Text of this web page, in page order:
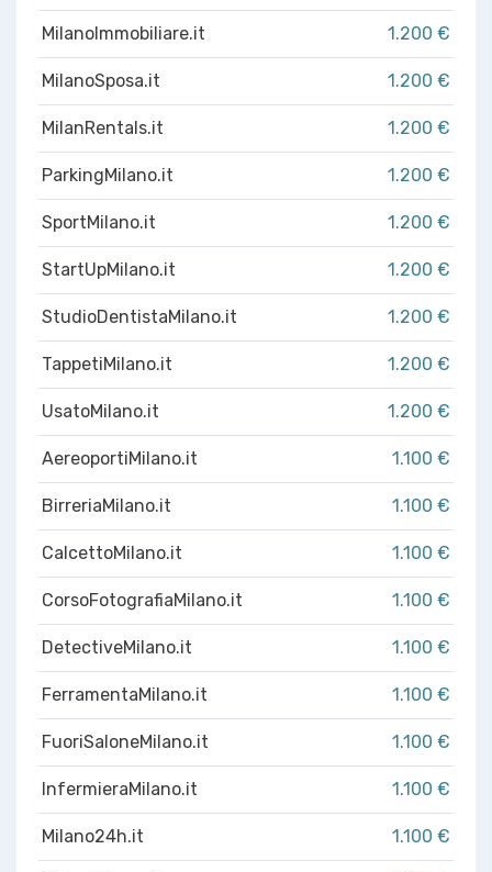
MilanoImmobiliare.it 1.200 €
MilanoSposa.it 1.200 €
MilanRentals.it 1.200 €
ParkingMilano.it 1.200 €
SportMilano.it 1.200 €
StartUpMilano.it 1.200 €
StudioDentistaMilano.it 1.200 €
TappetiMilano.it 1.200 €
UsatoMilano.it 1.200 €
AereoportiMilano.it 1.100 €
BirreriaMilano.it 1.100 €
CalcettoMilano.it 1.100 €
CorsoFotografiaMilano.it 1.100 €
DetectiveMilano.it 1.100 €
FerramentaMilano.it 1.100 €
FuoriSaloneMilano.it 1.100 €
InfermieraMilano.it 1.100 €
Milano24h.it 1.100 €